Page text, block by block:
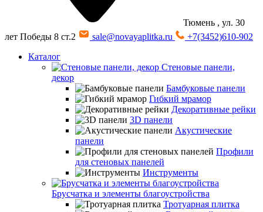
Тюмень , ул. 30
лет Победы 8 ст.2
sale@novayaplitka.ru
+7(3452)610-902
Каталог
Стеновые панели,
декор
Бамбуковые панели
Гибкий мрамор
Декоративные рейки
3D панели
Акустические
панели
Профили
для стеновых панелей
Инструменты
Брусчатка и элементы благоустройства
Тротуарная плитка